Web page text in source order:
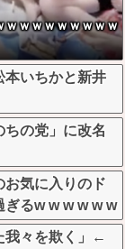
ｗｗｗｗｗｗｗｗｗ
本いちかと新井
ちの党」に改名
お気に入りのド
るw w w w w w
我々を欺く」←